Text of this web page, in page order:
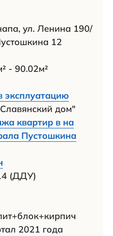
ул. Ленина 190/
12
- 90.02м²
эксплуатацию
дом"
квартир в на
Пустошкина
(ДДУ)
2021 года